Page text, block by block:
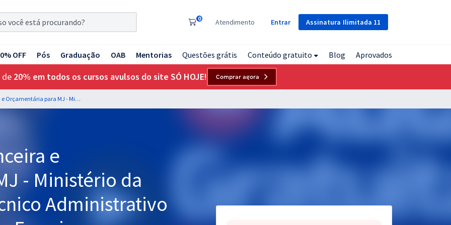
Assinatura Ilimitada 11
0 Atendimento Entrar
OFF Pós Graduação OAB Mentorias Questões grátis Conteúdo gratuito Blog Aprovados
de 20% em todos os cursos avulsos do site SÓ HOJE! Comprar agora
Administração Financeira e Orçamentária para MJ - Ministério da Justiça - Analista Técnico Administrativo - Professor Anderson Ferreira
e
- Ministério da
Administrativo